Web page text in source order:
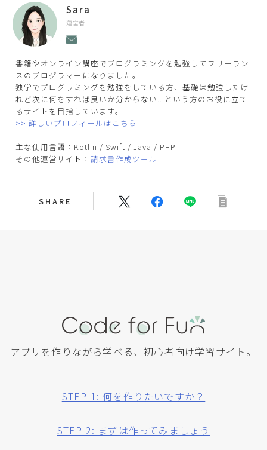
Sara
運営者
書籍やオンライン講座でプログラミングを勉強してフリーラン
スのプログラマーになりました。
独学でプログラミングを勉強をしている方、基礎は勉強したけ
れど次に何をすれば良いか分からない...という方のお役に立て
るサイトを目指しています。
>> 詳しいプロフィールはこちら
主な使用言語：Kotlin / Swift / Java / PHP
その他運営サイト： 請求書作成ツール
SHARE
アプリを作りながら学べる、初心者向け学習サイト。
STEP 1: 何を作りたいですか？
STEP 2: まずは作ってみましょう